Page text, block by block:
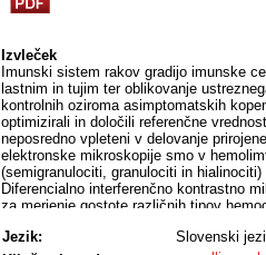
Izvleček
Imunski sistem rakov gradijo imunske
lastnim in tujim ter oblikovanje
kontrolnih oziroma asimptomatskih
optimizirali in določili referenčne
neposredno vpleteni v delovanje
elektronske mikroskopije smo v
(semigranulociti, granulociti in
Diferencialno interferenčno kontrastno
za merjenje gostote različnih tipov
granulociti (17 %). Uspešnost
Jezik:
Slovenski